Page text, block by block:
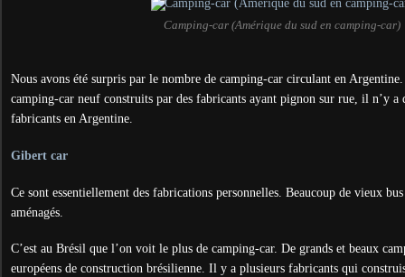
Camping-car (Amérique du sud en camping-car)
Nous avons été surpris par le nombre de camping-car circulant en
camping-car neuf construits par des fabricants ayant pignon sur rue, il n’y a
fabricants en Argentine.
Gibert car
Ce sont essentiellement des fabrications personnelles. Beaucoup de vieux
aménagés.
C’est au Brésil que l’on voit le plus de camping-car. De grands et beaux
européens de construction brésilienne. Il y a plusieurs fabricants qui